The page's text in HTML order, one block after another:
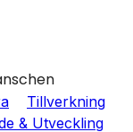
Tillverkning
& Utveckling